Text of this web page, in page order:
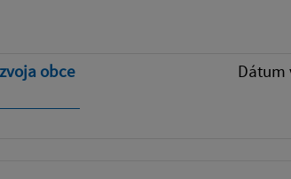
obce Dátum